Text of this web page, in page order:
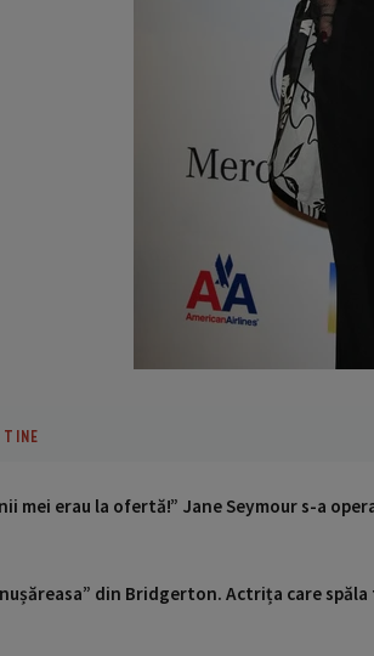
TINE
mei erau la ofertă!” Jane Seymour s-a
din Bridgerton. Actrița care